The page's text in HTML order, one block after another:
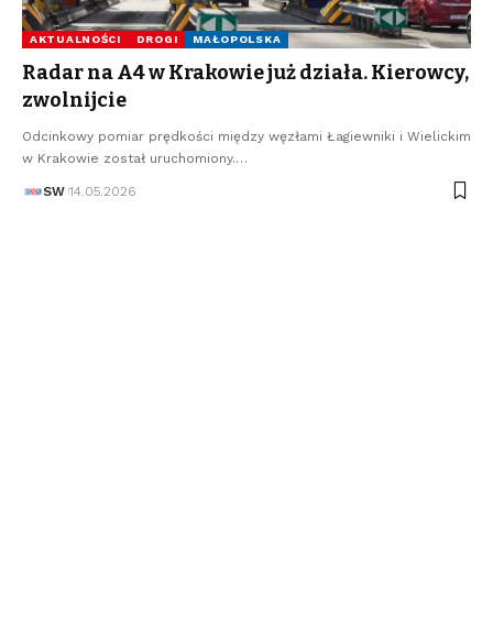
AKTUALNOŚCI DROGI MAŁOPOLSKA
Radar na A4 w Krakowie już działa. Kierowcy,
zwolnijcie
Odcinkowy pomiar prędkości między węzłami Łagiewniki i Wielickim
w Krakowie został uruchomiony.…
SW 14.05.2026